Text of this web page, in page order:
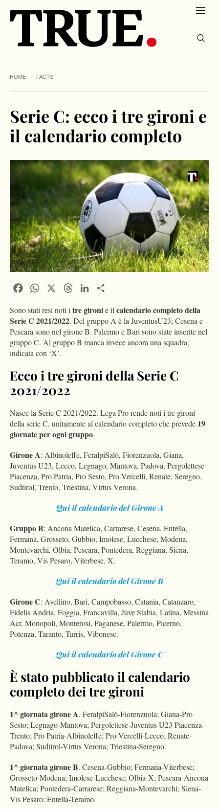
HOME FACTS
Serie C: ecco i tre gironi e
il calendario completo
FacebookWhatsApp ThreadsLinkedIn
Sono stati resi noti itre gironie ilcalendario completo della
Serie C 2021/2022. Del gruppo A è la JuventusU23; Cesena e
Pescara sono nel girone B. Palermo e Bari sono state inserite nel
gruppo C. Al gruppo B manca invece ancora una squadra,
indicata con ‘X’.
Ecco i tre gironi della Serie C
2021/2022
Nasce la Serie C 2021/2022. Lega Pro rende noti i tre gironi
della serie C, unitamente al calendario completo che prevede 19
giornate per ogni gruppo.
Girone A: Albinoleffe, FeralpiSalò, Fiorenzuola, Giana,
Juventus U23, Lecco, Legnago, Mantova, Padova, Pergolettese
Piacenza, Pro Patria, Pro Sesto, Pro Vercelli, Renate, Seregno,
Sudtirol, Trento, Triestina, Virtus Verona.
Qui il calendario del Girone A
Gruppo B: Ancona Matelica, Carrarese, Cesena, Entella,
Fermana, Grosseto, Gubbio, Imolese, Lucchese, Modena,
Montevarchi, Olbia, Pescara, Pontedera, Reggiana, Siena,
Teramo, Vis Pesaro, Viterbese, X.
Qui il calendario del Girone B
Girone C: Avellino, Bari, Campobasso, Catania, Catanzaro,
Fidelis Andria, Foggia, Francavilla, Juve Stabia, Latina, Messina
Acr, Monopoli, Monterosi, Paganese, Palermo, Picerno,
Potenza, Taranto, Turris, Vibonese.
Qui il calendario del Girone C
È stato pubblicato il calendario
completo dei tre gironi
1^ giornatagirone A. FeralpiSalò-Fiorenzuola; Giana-Pro
Sesto; Legnago-Mantova; Pergolettese-Juventus U23 Piacenza-
Trento; Pro Patria-Albinoleffe; Pro Vercelli-Lecco; Renate-
Padova; Sudtirol-Virtus Verona; Triestina-Seregno.
1^ giornatagirone B. Cesena-Gubbio; Fermana-Viterbese;
Grosseto-Modena; Imolese-Lucchese; Olbia-X; Pescara-Ancona
Matelica; Pontedera-Carrarese; Reggiana-Montevarchi; Siena-
Vis Pesaro; Entella-Teramo.